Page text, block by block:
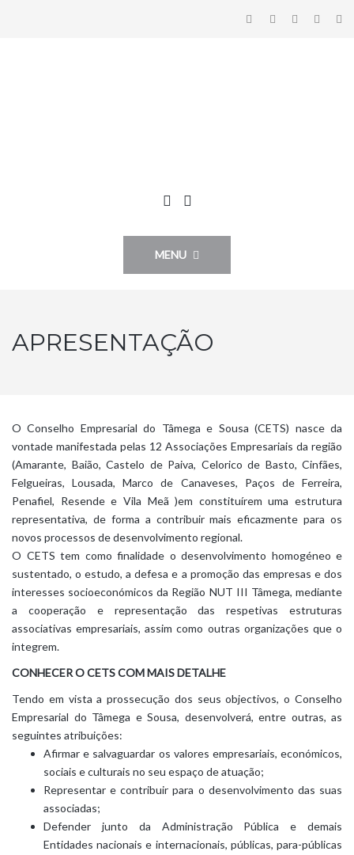
MENU
APRESENTAÇÃO
O Conselho Empresarial do Tâmega e Sousa (CETS) nasce da
vontade manifestada pelas 12 Associações Empresariais da região
(Amarante, Baião, Castelo de Paiva, Celorico de Basto, Cinfães,
Felgueiras, Lousada, Marco de Canaveses, Paços de Ferreira,
Penafiel, Resende e Vila Meã )em constituírem uma estrutura
representativa, de forma a contribuir mais eficazmente para os
novos processos de desenvolvimento regional.
O CETS tem como finalidade o desenvolvimento homogéneo e
sustentado, o estudo, a defesa e a promoção das empresas e dos
interesses socioeconómicos da Região NUT III Tâmega, mediante
a cooperação e representação das respetivas estruturas
associativas empresariais, assim como outras organizações que o
integrem.
CONHECER O CETS COM MAIS DETALHE
Tendo em vista a prossecução dos seus objectivos, o Conselho
Empresarial do Tâmega e Sousa, desenvolverá, entre outras, as
seguintes atribuições:
Afirmar e salvaguardar os valores empresariais, económicos,
sociais e culturais no seu espaço de atuação;
Representar e contribuir para o desenvolvimento das suas
associadas;
Defender junto da Administração Pública e demais
Entidades nacionais e internacionais, públicas, para-públicas